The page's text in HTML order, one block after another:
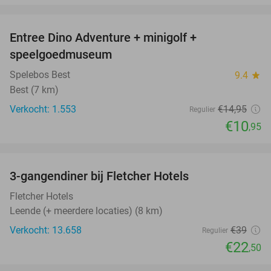
Entree Dino Adventure + minigolf +
speelgoedmuseum
Spelebos Best 9.4 star
Best (7 km)
Verkocht: 1.553
Regulier €14,95
€10,95
3-gangendiner bij Fletcher Hotels
Fletcher Hotels
Leende (+ meerdere locaties) (8 km)
Verkocht: 13.658
Regulier €39
€22,50